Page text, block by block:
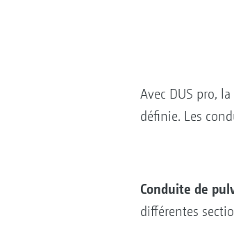
Avec DUS pro,
définie. Les
Conduite de
différentes